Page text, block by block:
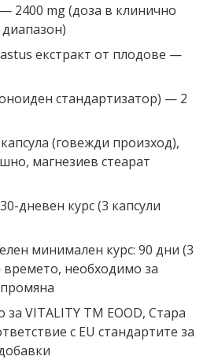
2400 mg (доза в клинично
екстракт от плодове —
стандартизатор) — 2
(говежди произход),
магнезиев стеарат
дневен курс (3 капсули
минимален курс: 90 дни (3
необходимо за
VITALITY TM EOOD, Стара
с EU стандартите за